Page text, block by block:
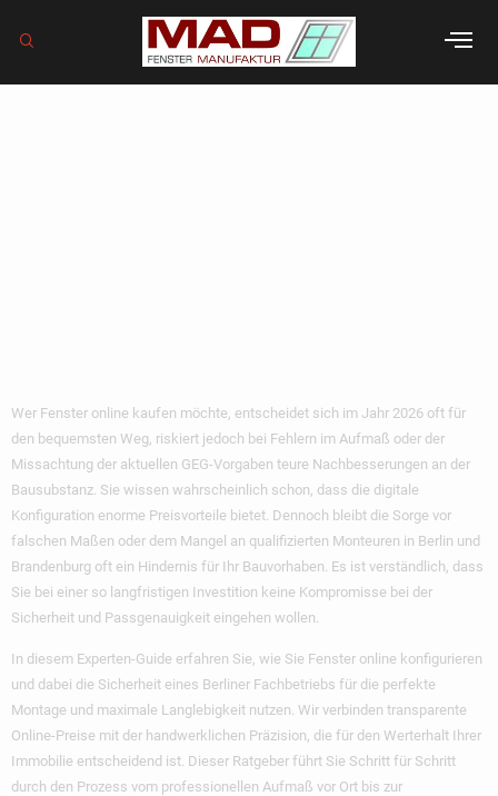
Wer Fenster online kaufen möchte, entscheidet sich im Jahr 2026 oft für
den bequemsten Weg, riskiert jedoch bei Fehlern im Aufmaß oder der
Missachtung der aktuellen GEG-Vorgaben teure Nachbesserungen an der
Bausubstanz. Sie wissen wahrscheinlich schon, dass die digitale
Konfiguration enorme Preisvorteile bietet. Dennoch bleibt die Sorge vor
falschen Maßen oder dem Mangel an qualifizierten Monteuren in Berlin und
Brandenburg oft ein Hindernis für Ihr Bauvorhaben. Es ist verständlich, dass
Sie bei einer so langfristigen Investition keine Kompromisse bei der
Sicherheit und Passgenauigkeit eingehen wollen.
In diesem Experten-Guide erfahren Sie, wie Sie Fenster online konfigurieren
und dabei die Sicherheit eines Berliner Fachbetriebs für die perfekte
Montage und maximale Langlebigkeit nutzen. Wir verbinden transparente
Online-Preise mit der handwerklichen Präzision, die für den Werterhalt Ihrer
Immobilie entscheidend ist. Dieser Ratgeber führt Sie Schritt für Schritt
durch den Prozess vom professionellen Aufmaß vor Ort bis zur